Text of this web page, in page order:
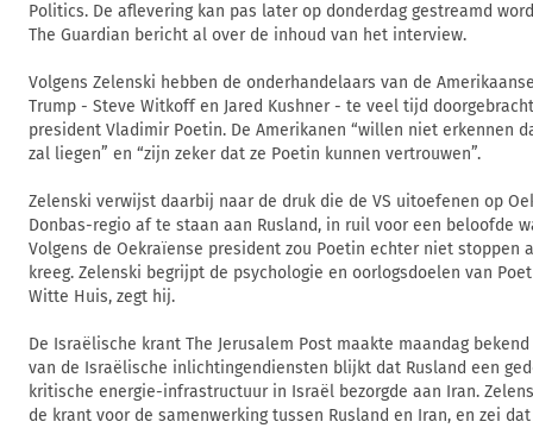
Politics. De aflevering kan pas later op donderdag gestreamd
The Guardian bericht al over de inhoud van het interview.
Volgens Zelenski hebben de onderhandelaars van de
Trump - Steve Witkoff en Jared Kushner - te veel tijd
president Vladimir Poetin. De Amerikanen “willen niet erkennen
zal liegen” en “zijn zeker dat ze Poetin kunnen vertrouwen”.
Zelenski verwijst daarbij naar de druk die de VS uitoefenen op
Donbas-regio af te staan aan Rusland, in ruil voor een beloofde
Volgens de Oekraïense president zou Poetin echter niet stoppen
kreeg. Zelenski begrijpt de psychologie en oorlogsdoelen van
Witte Huis, zegt hij.
De Israëlische krant The Jerusalem Post maakte maandag
van de Israëlische inlichtingendiensten blijkt dat Rusland een
kritische energie-infrastructuur in Israël bezorgde aan Iran.
de krant voor de samenwerking tussen Rusland en Iran, en zei